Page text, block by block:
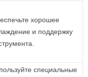
хорошее
и поддержку
специальные